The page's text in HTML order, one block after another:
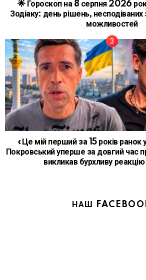
🌟 Гороскоп на 8 серпня 2026
Зодіаку: день рішень, несподіваних
можливостей
«Це мій перший за 15 років ранок
Покровський уперше за довгий час
викликав бурхливу
НАШ